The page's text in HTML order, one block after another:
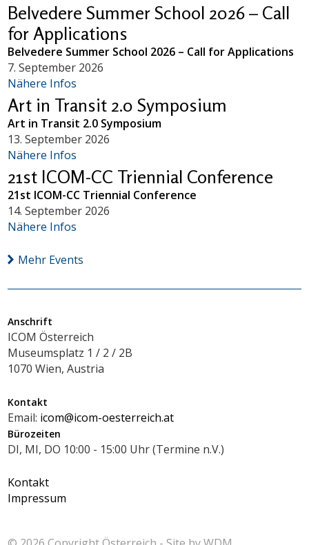
Belvedere Summer School 2026 – Call
for Applications
Belvedere Summer School 2026 – Call for Applications
7. September 2026
Nähere Infos
Art in Transit 2.0 Symposium
Art in Transit 2.0 Symposium
13. September 2026
Nähere Infos
21st ICOM-CC Triennial Conference
21st ICOM-CC Triennial Conference
14. September 2026
Nähere Infos
Mehr Events
Anschrift
ICOM Österreich
Museumsplatz 1 / 2 / 2B
1070 Wien, Austria
Kontakt
Email: icom@icom-oesterreich.at
Bürozeiten
DI, MI, DO 10:00 - 15:00 Uhr (Termine n.V.)
Kontakt
Impressum